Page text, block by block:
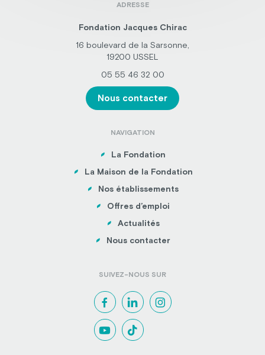
ADRESSE
Fondation Jacques Chirac
16 boulevard de la Sarsonne,
19200 USSEL
05 55 46 32 00
Nous contacter
NAVIGATION
La Fondation
La Maison de la Fondation
Nos établissements
Offres d’emploi
Actualités
Nous contacter
SUIVEZ-NOUS SUR